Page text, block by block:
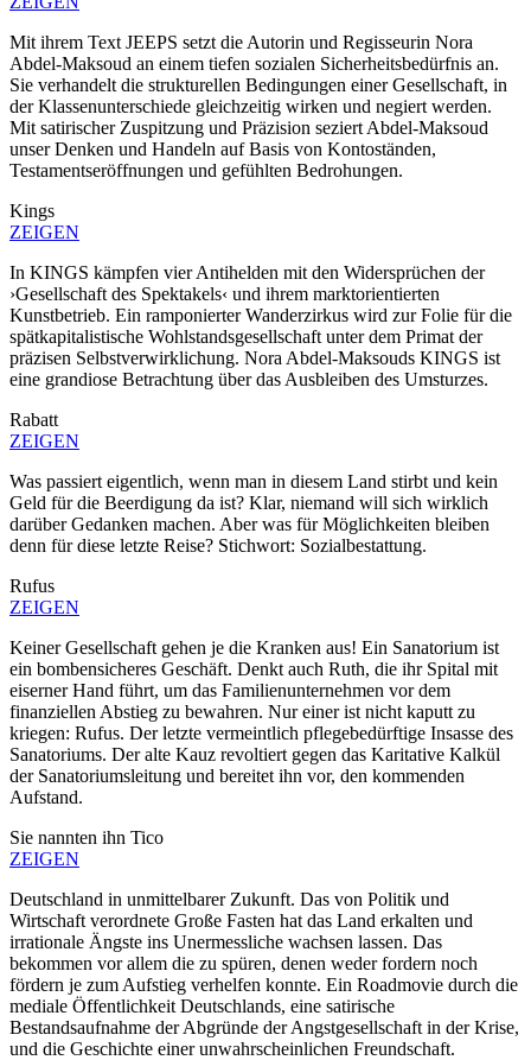
Mit ihrem Text JEEPS setzt die Autorin und Regisseurin Nora
Abdel-Maksoud an einem tiefen sozialen Sicherheitsbedürfnis an.
Sie verhandelt die strukturellen Bedingungen einer Gesellschaft, in
der Klassenunterschiede gleichzeitig wirken und negiert werden.
Mit satirischer Zuspitzung und Präzision seziert Abdel-Maksoud
unser Denken und Handeln auf Basis von Kontoständen,
Testamentseröffnungen und gefühlten Bedrohungen.
Kings
ZEIGEN
In KINGS kämpfen vier Antihelden mit den Widersprüchen der
›Gesellschaft des Spektakels‹ und ihrem marktorientierten
Kunstbetrieb. Ein ramponierter Wanderzirkus wird zur Folie für die
spätkapitalistische Wohlstandsgesellschaft unter dem Primat der
präzisen Selbstverwirklichung. Nora Abdel-Maksouds KINGS ist
eine grandiose Betrachtung über das Ausbleiben des Umsturzes.
Rabatt
ZEIGEN
Was passiert eigentlich, wenn man in diesem Land stirbt und kein
Geld für die Beerdigung da ist? Klar, niemand will sich wirklich
darüber Gedanken machen. Aber was für Möglichkeiten bleiben
denn für diese letzte Reise? Stichwort: Sozialbestattung.
Rufus
ZEIGEN
Keiner Gesellschaft gehen je die Kranken aus! Ein Sanatorium ist
ein bombensicheres Geschäft. Denkt auch Ruth, die ihr Spital mit
eiserner Hand führt, um das Familienunternehmen vor dem
finanziellen Abstieg zu bewahren. Nur einer ist nicht kaputt zu
kriegen: Rufus. Der letzte vermeintlich pflegebedürftige Insasse des
Sanatoriums. Der alte Kauz revoltiert gegen das Karitative Kalkül
der Sanatoriumsleitung und bereitet ihn vor, den kommenden
Aufstand.
Sie nannten ihn Tico
ZEIGEN
Deutschland in unmittelbarer Zukunft. Das von Politik und
Wirtschaft verordnete Große Fasten hat das Land erkalten und
irrationale Ängste ins Unermessliche wachsen lassen. Das
bekommen vor allem die zu spüren, denen weder fordern noch
fördern je zum Aufstieg verhelfen konnte. Ein Roadmovie durch die
mediale Öffentlichkeit Deutschlands, eine satirische
Bestandsaufnahme der Abgründe der Angstgesellschaft in der Krise,
und die Geschichte einer unwahrscheinlichen Freundschaft.